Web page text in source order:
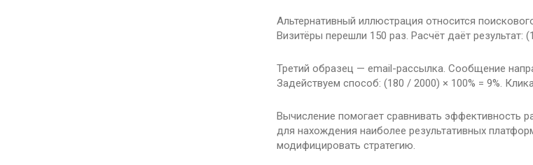
Альтернативный иллюстрация относится
Визитёры перешли 150 раз. Расчёт даёт результат:
Третий образец — email-рассылка. Сообщение
Задействуем способ: (180 / 2000) × 100% = 9%.
Вычисление помогает сравнивать эффективность
для нахождения наиболее результативных
модифицировать стратегию.